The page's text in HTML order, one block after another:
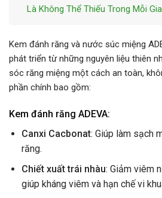
Là Không Thể Thiếu Trong Mỗi
Kem đánh răng và nước súc miệng
phát triển từ những nguyên liệu thiên
sóc răng miệng một cách an toàn,
phần chính bao gồm:
Kem đánh răng ADEVA:
Canxi Cacbonat: Giúp làm sạch
răng.
Chiết xuất trái nhàu: Giảm viêm
giúp kháng viêm và hạn chế vi